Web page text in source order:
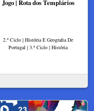
Jogo | Rota dos Templários
2.º Ciclo | História E Geografia De
Portugal | 3.º Ciclo | História